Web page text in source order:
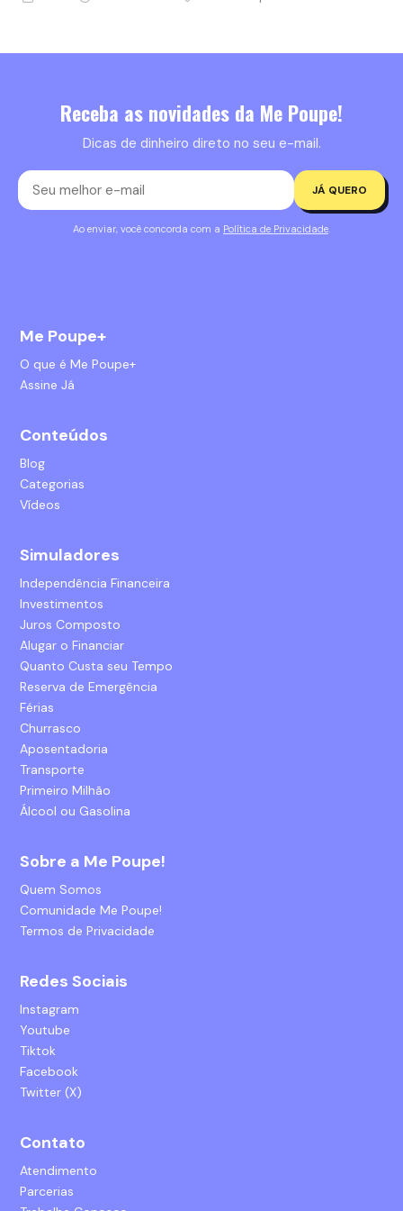
Receba as novidades da Me Poupe!
Dicas de dinheiro direto no seu e-mail.
JÁ QUERO
Ao enviar, você concorda com a Política de Privacidade.
Me Poupe+
O que é Me Poupe+
Assine Já
Conteúdos
Blog
Categorias
Vídeos
Simuladores
Independência Financeira
Investimentos
Juros Composto
Alugar o Financiar
Quanto Custa seu Tempo
Reserva de Emergência
Férias
Churrasco
Aposentadoria
Transporte
Primeiro Milhão
Álcool ou Gasolina
Sobre a Me Poupe!
Quem Somos
Comunidade Me Poupe!
Termos de Privacidade
Redes Sociais
Instagram
Youtube
Tiktok
Facebook
Twitter (X)
Contato
Atendimento
Parcerias